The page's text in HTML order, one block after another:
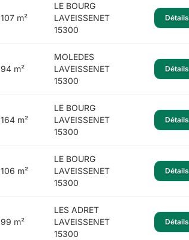
107 m²
LE BOURG
LAVEISSENET
15300
Détails
94 m²
MOLEDES
LAVEISSENET
15300
Détails
164 m²
LE BOURG
LAVEISSENET
15300
Détails
106 m²
LE BOURG
LAVEISSENET
15300
Détails
99 m²
LES ADRET
LAVEISSENET
15300
Détails